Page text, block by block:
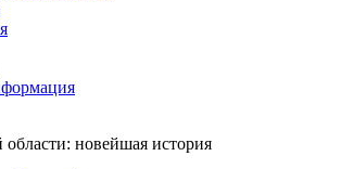
области: новейшая история